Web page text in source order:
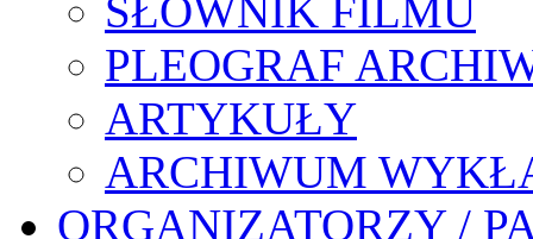
SŁOWNIK FILMU
PLEOGRAF
ARTYKUŁY
ARCHIWUM
ORGANIZATORZY /